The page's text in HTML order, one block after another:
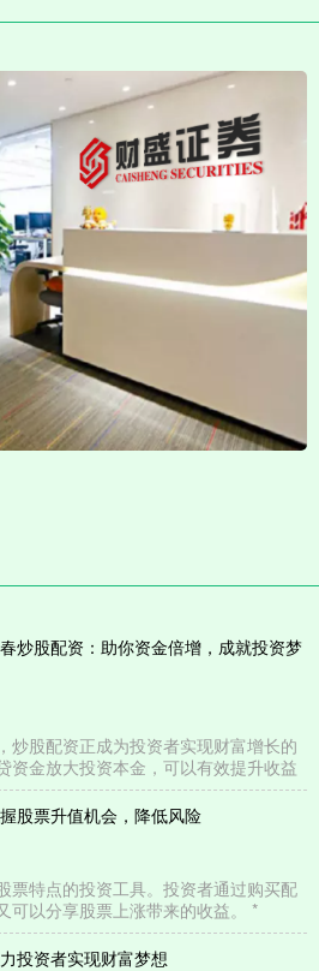
炒股配资：助你资金倍增，成就投资梦
炒股配资正成为投资者实现财富增长的
资金放大投资本金，可以有效提升收益
股票升值机会，降低风险
票特点的投资工具。投资者通过购买配
可以分享股票上涨带来的收益。 *
投资者实现财富梦想